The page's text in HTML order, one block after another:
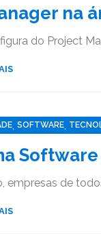
na
do Project
, SOFTWARE,
Software
de